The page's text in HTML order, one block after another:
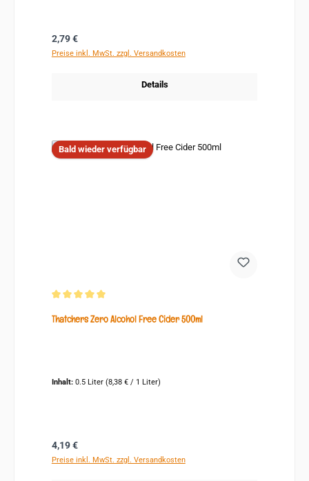
Regulärer Preis:
2,79 €
Preise inkl. MwSt. zzgl. Versandkosten
Details
Bald wieder verfügbar
Thatchers Zero Alcohol Free Cider 500ml
Inhalt: 0.5 Liter (8,38 € / 1 Liter)
Regulärer Preis:
4,19 €
Preise inkl. MwSt. zzgl. Versandkosten